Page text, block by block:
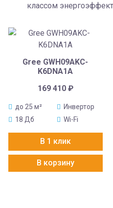
классом
Gree GWH09AKC-
K6DNA1A
169 410 ₽
до 25 м²
Инвертор
18 Дб
Wi-Fi
В 1 клик
В корзину